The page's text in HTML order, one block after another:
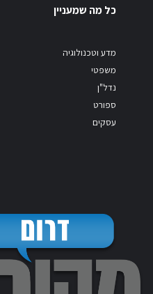
כל מה שמעניין
מדע וטכנולוגיה
משפטי
נדל"ן
ספורט
עסקים